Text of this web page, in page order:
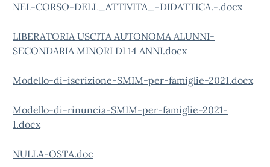
NEL-CORSO-DELL_ATTIVITA_-DIDATTICA.-.docx
LIBERATORIA USCITA AUTONOMA ALUNNI-
SECONDARIA MINORI DI 14 ANNI.docx
Modello-di-iscrizione-SMIM-per-famiglie-2021.docx
Modello-di-rinuncia-SMIM-per-famiglie-2021-
1.docx
NULLA-OSTA.doc